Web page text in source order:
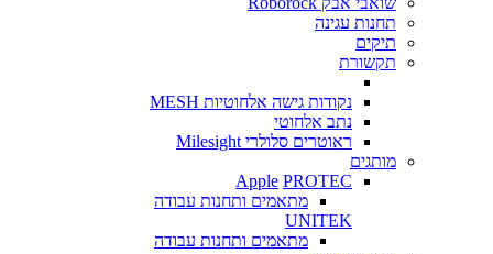
תחנות עגינה
תיקים
תקשורת
נקודות גישה אלחוטיות MESH
נתב אלחוטי
ראוטרים סלולרי Milesight
מותגים
Apple PROTEC
מתאמים ותחנות עבודה
UNITEK
מתאמים ותחנות עבודה